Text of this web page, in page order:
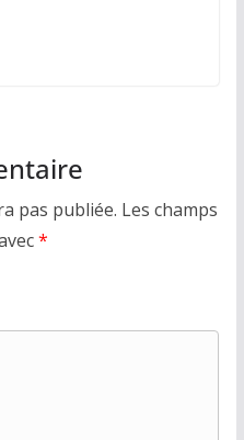
pas publiée. Les champs
*